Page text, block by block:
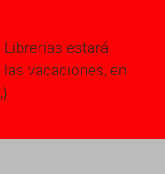
Librerias estará
vacaciones, en